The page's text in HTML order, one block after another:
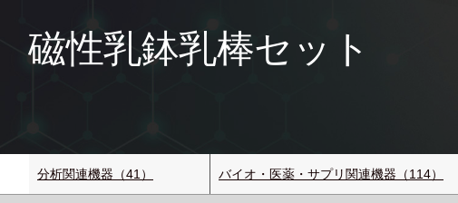
磁性乳鉢乳棒セット
分析関連機器（41） バイオ・医薬・サプリ関連機器（114）